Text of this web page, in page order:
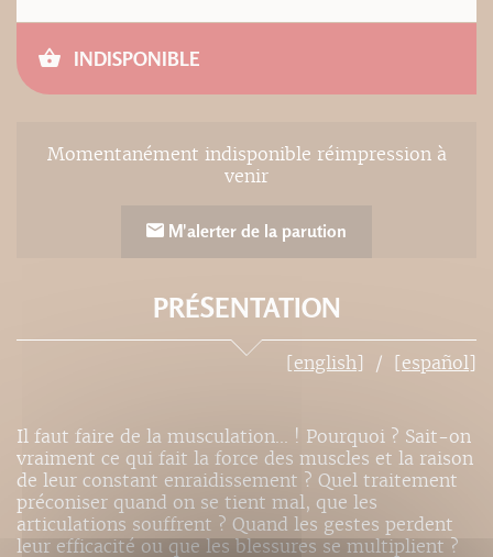
INDISPONIBLE
Momentanément indisponible réimpression à
venir
M'alerter de la parution
PRÉSENTATION
[english] [español]
Il faut faire de la musculation... ! Pourquoi ? Sait-on
vraiment ce qui fait la force des muscles et la raison
de leur constant enraidissement ? Quel traitement
préconiser quand on se tient mal, que les
articulations souffrent ? Quand les gestes perdent
leur efficacité ou que les blessures se multiplient ?